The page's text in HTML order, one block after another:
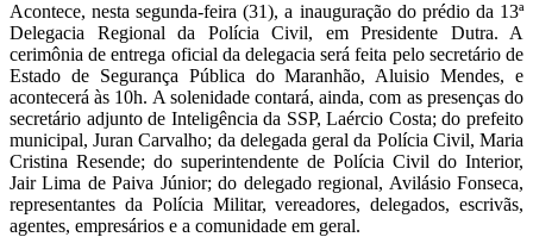
Acontece, nesta segunda-feira (31), a inauguração do prédio da 13ª
Delegacia Regional da Polícia Civil, em Presidente Dutra. A
cerimônia de entrega oficial da delegacia será feita pelo secretário de
Estado de Segurança Pública do Maranhão, Aluisio Mendes, e
acontecerá às 10h. A solenidade contará, ainda, com as presenças do
secretário adjunto de Inteligência da SSP, Laércio Costa; do prefeito
municipal, Juran Carvalho; da delegada geral da Polícia Civil, Maria
Cristina Resende; do superintendente de Polícia Civil do Interior,
Jair Lima de Paiva Júnior; do delegado regional, Avilásio Fonseca,
representantes da Polícia Militar, vereadores, delegados, escrivãs,
agentes, empresários e a comunidade em geral.